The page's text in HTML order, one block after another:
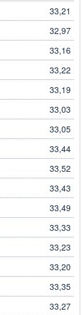
33,21
32,97
33,16
33,22
33,19
33,03
33,05
33,44
33,52
33,43
33,49
33,33
33,23
33,20
33,35
33,27